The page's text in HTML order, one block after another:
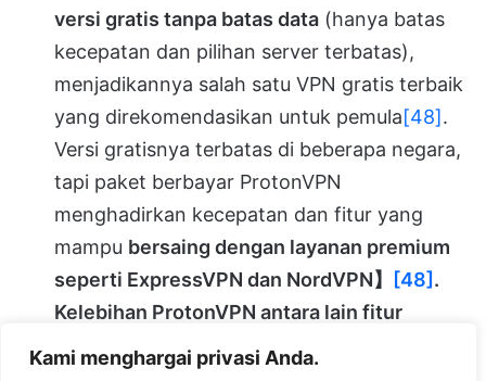
Kami menghargai privasi Anda.
versi gratis tanpa batas data (hanya batas
kecepatan dan pilihan server terbatas),
menjadikannya salah satu VPN gratis terbaik
yang direkomendasikan untuk pemula[48].
Versi gratisnya terbatas di beberapa negara,
tapi paket berbayar ProtonVPN
menghadirkan kecepatan dan fitur yang
mampu bersaing dengan layanan premium
seperti ExpressVPN dan NordVPN】 [48] .
Kelebihan ProtonVPN antara lain fitur
Secure Core
(lalu lintas Anda dapat